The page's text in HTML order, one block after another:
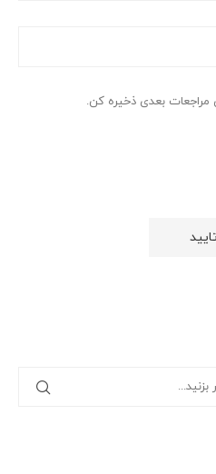
مراجعات بعدی ذخیره کن.